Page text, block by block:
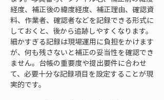
経度、補正後の緯度経度、補正理由、確認資
料、作業者、確認者などを記録できる形式に
しておくと、後から追跡しやすくなります。
細かすぎる記録は現場運用に負担をかけます
が、何も残さないと補正の妥当性を確認でき
ません。台帳の重要度や提出要件に合わせ
て、必要十分な記録項目を設定することが現
実的です。